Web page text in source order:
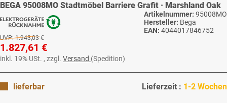
BEGA 95008MO Stadtmöbel Barriere Grafit · Marshland Oak
Artikelnummer: 95008MO
Hersteller: Bega
EAN: 4044017846752
UVP: 1.943,03 €
1.827,61 €
inkl. 19% USt. , zzgl. Versand (Spedition)
lieferbar Lieferzeit : 1-2 Wochen